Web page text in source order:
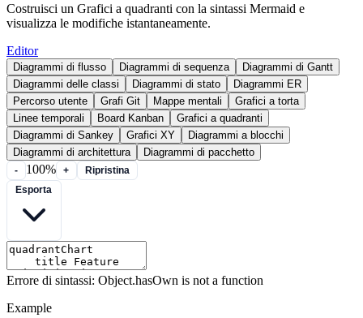
Costruisci un Grafici a quadranti con la sintassi Mermaid e
visualizza le modifiche istantaneamente.
Editor
Diagrammi di flusso Diagrammi di sequenza
Diagrammi di Gantt
Diagrammi delle classi
Diagrammi di stato
Diagrammi ER
Percorso utente
Grafi Git Mappe mentali
Grafici a torta
Linee temporali
Board Kanban
Grafici a quadranti
Diagrammi di Sankey
Grafici XY
Diagrammi a blocchi
Diagrammi di architettura
Diagrammi di pacchetto
- 100% +
Ripristina
Errore di sintassi: Object.hasOwn is not a function
Example